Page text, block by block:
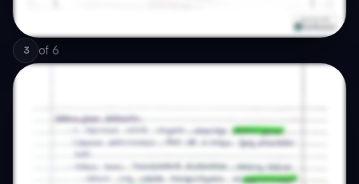
3 of 6